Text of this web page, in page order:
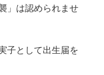
」は認められませ
子として出生届を